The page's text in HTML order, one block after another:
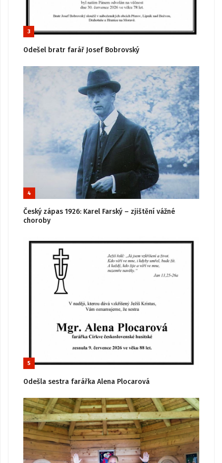
3
Odešel bratr farář Josef Bobrovský
4
Český zápas 1926: Karel Farský – zjištění vážné
choroby
5
Odešla sestra farářka Alena Plocarová